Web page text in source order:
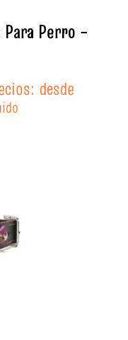
Para Perro –
desde